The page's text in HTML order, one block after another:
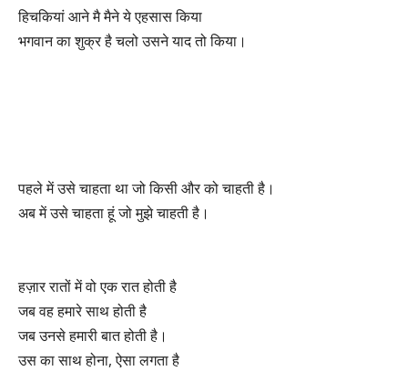
हिचकियां आने मै मैने ये एहसास किया
भगवान का शुक्र है चलो उसने याद तो किया।
पहले में उसे चाहता था जो किसी और को चाहती है।
अब में उसे चाहता हूं जो मुझे चाहती है।
हज़ार रातों में वो एक रात होती है
जब वह हमारे साथ होती है
जब उनसे हमारी बात होती है।
उस का साथ होना, ऐसा लगता है